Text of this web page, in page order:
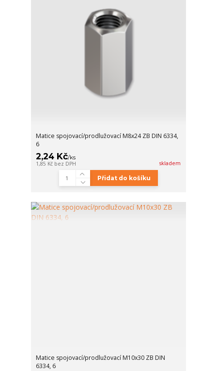
Matice spojovací/prodlužovací M8x24 ZB DIN 6334,
6
2,24 Kč/ks
1,85 Kč bez DPH skladem
Přidat do košíku
Matice spojovací/prodlužovací M10x30 ZB DIN
6334, 6